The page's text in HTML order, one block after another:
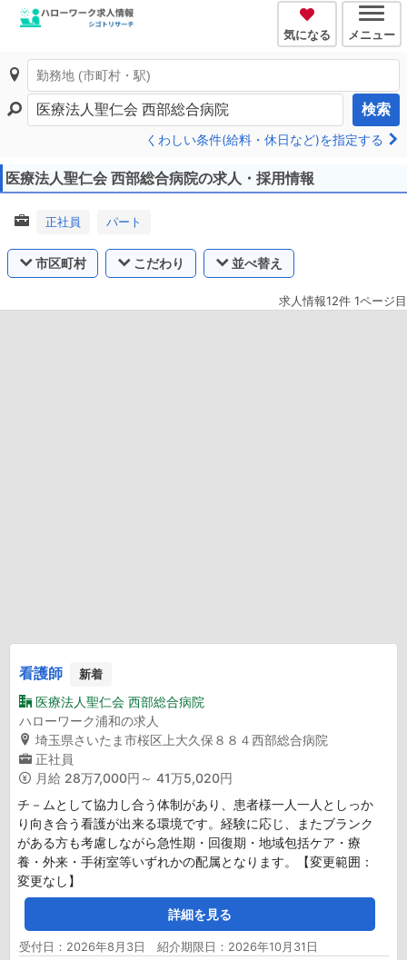
気になる メニュー
検索
くわしい条件(給料・休日など)を指定する
医療法人聖仁会 西部総合病院の求人・採用情報
正社員 パート
市区町村 こだわり 並べ替え
求人情報12件 1ページ目
看護師 新着
医療法人聖仁会 西部総合病院
ハローワーク浦和の求人
埼玉県さいたま市桜区上大久保８８４西部総合病院
正社員
月給 28万7,000円～ 41万5,020円
チ－ムとして協力し合う体制があり、患者様一人一人としっか
り向き合う看護が出来る環境です。経験に応じ、またブランク
がある方も考慮しながら急性期・回復期・地域包括ケア・療
養・外来・手術室等いずれかの配属となります。【変更範囲：
変更なし】
詳細を見る
受付日：2026年8月3日 紹介期限日：2026年10月31日